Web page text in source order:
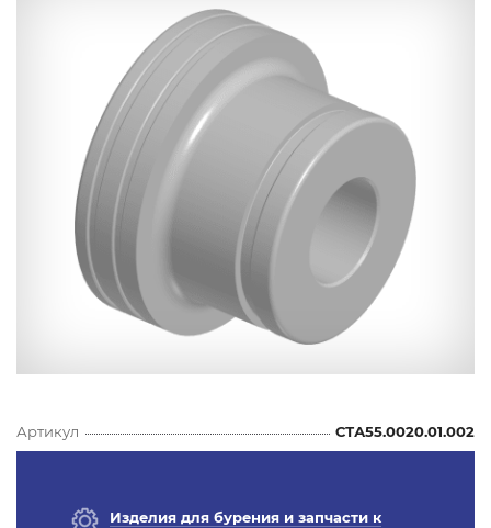
Артикул СТА55.0020.01.002
Изделия для бурения и запчасти к